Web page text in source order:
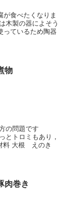
が食べたくなりま
木製の器によそう
っているため陶器
物
の問題です
とトロミもあり，
料 大根 えのき
肉巻き